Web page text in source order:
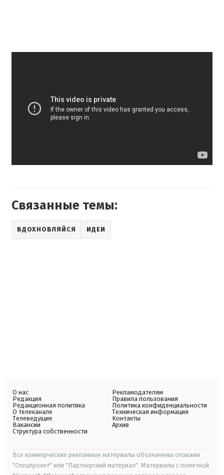
Связанные темы:
ВДОХНОВЛЯЙСЯ ИДЕИ
О нас
Редакция
Редакционная политика
О телеканале
Телеведущие
Вакансии
Структура собственности
Рекламодателям
Правила пользования
Политика конфиденциальности
Техническая информация
Контакты
Архив
Все коммерческие рекламные материалы обозначены словами
"Спецпроект" или "Партнерский материал". Материалы с пометкой